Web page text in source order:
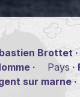
Brottet ·
· Pays·
sur marne ·